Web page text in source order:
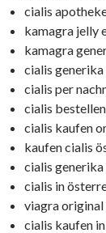
cialis
kamagra jelly
kamagra
cialis
cialis per
cialis
cialis kaufen
kaufen cialis
cialis
cialis in
viagra
cialis kaufen